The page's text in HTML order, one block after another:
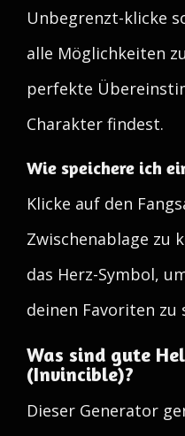
Unbegrenzt-klicke
alle Möglichkeiten
perfekte
Charakter findest.
Wie speichere ich
Klicke auf den
Zwischenablage zu
das Herz-Symbol,
deinen Favoriten zu
Was sind gute
(Invincible)?
Dieser Generator